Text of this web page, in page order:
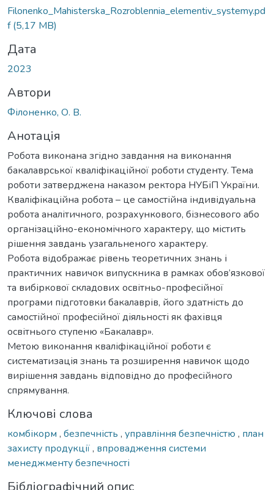
Filonenko_Mahisterska_Rozroblennia_elementiv_systemy.pd
f(5,17 MB)
Дата
2023
Автори
Філоненко, О. В.
Анотація
Робота виконана згідно завдання на виконання
бакалаврської кваліфікаційної роботи студенту. Тема
роботи затверджена наказом ректора НУБіП України.
Кваліфікаційна робота – це самостійна індивідуальна
робота аналітичного, розрахункового, бізнесового або
організаційно-економічного характеру, що містить
рішення завдань узагальненого характеру.
Робота відображає рівень теоретичних знань і
практичних навичок випускника в рамках обов’язкової
та вибіркової складових освітньо-професійної
програми підготовки бакалаврів, його здатність до
самостійної професійної діяльності як фахівця
освітнього ступеню «Бакалавр».
Метою виконання кваліфікаційної роботи є
систематизація знань та розширення навичок щодо
вирішення завдань відповідно до професійного
спрямування.
Ключові слова
комбікорм , безпечність , управління безпечністю , план
захисту продукції, впровадження системи
менеджменту безпечності
Бібліографічний опис